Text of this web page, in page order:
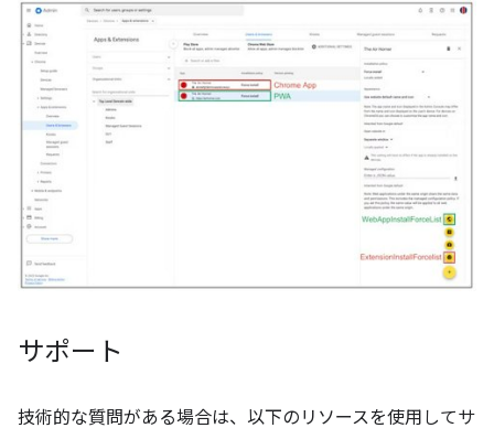
サポート
技術的な質問がある場合は、以下のリソースを使用してサ